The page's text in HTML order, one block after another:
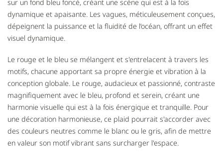
sur un fond bleu foncé, créant une scène qui est à la fois
dynamique et apaisante. Les vagues, méticuleusement conçues,
dépeignent la puissance et la fluidité de l’océan, offrant un effet
visuel dynamique.
Le rouge et le bleu se mélangent et s'entrelacent à travers les
motifs, chacune apportant sa propre énergie et vibration à la
conception globale. Le rouge, audacieux et passionné, contraste
magnifiquement avec le bleu, profond et serein, créant une
harmonie visuelle qui est à la fois énergique et tranquille. Pour
une décoration harmonieuse, ce plaid pourrait s'accorder avec
des couleurs neutres comme le blanc ou le gris, afin de mettre
en valeur son motif vibrant sans surcharger l'espace.